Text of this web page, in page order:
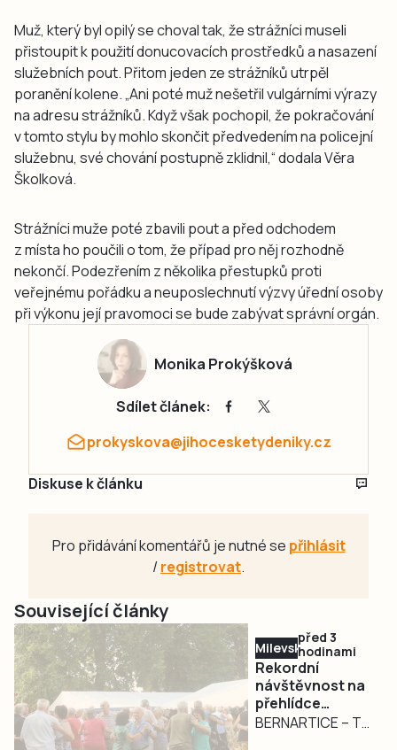
Muž, který byl opilý se choval tak, že strážníci museli
přistoupit k použití donucovacích prostředků a nasazení
služebních pout. Přitom jeden ze strážníků utrpěl
poranění kolene. „Ani poté muž nešetřil vulgárními výrazy
na adresu strážníků. Když však pochopil, že pokračování
v tomto stylu by mohlo skončit předvedením na policejní
služebnu, své chování postupně zklidnil,“ dodala Věra
Školková.
Strážníci muže poté zbavili pout a před odchodem
z místa ho poučili o tom, že případ pro něj rozhodně
nekončí. Podezřením z několika přestupků proti
veřejnému pořádku a neuposlechnutí výzvy úřední osoby
při výkonu její pravomoci se bude zabývat správní orgán.
Monika Prokýšková
Sdílet článek:
prokyskova@jihocesketydeniky.cz
Diskuse k článku
Pro přidávání komentářů je nutné se přihlásit
/registrovat.
Související články
Milevsko
před 3
hodinami
Rekordní
návštěvnost na
přehlídce
dechovek v
BERNARTICE – To